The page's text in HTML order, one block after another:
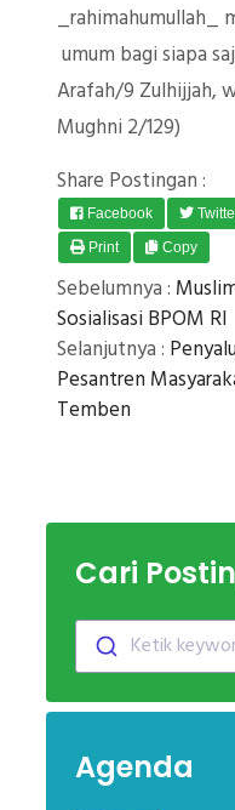
_rahimahumullah_
umum bagi siapa
Arafah/9 Zulhijjah,
Mughni 2/129)
Share Postingan :
Facebook
Print
Copy
Sebelumnya :
Sosialisasi BPOM RI
Selanjutnya :
Pesantren
Temben
Cari
Ketik
Agenda